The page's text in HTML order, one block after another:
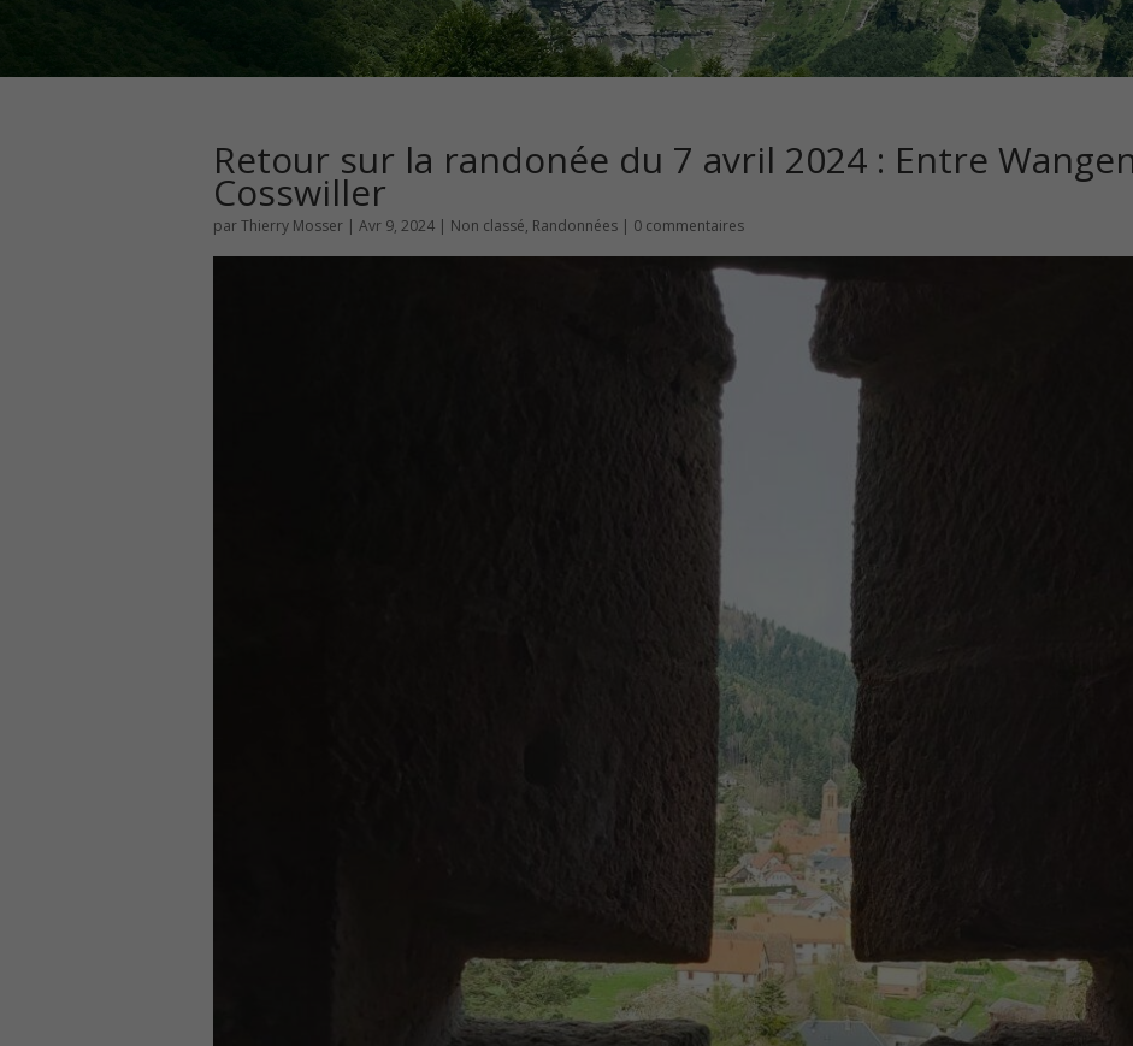
Retour sur la randonée du 7 avril 2024 : Entre
Cosswiller
parThierry Mosser| Avr 9, 2024| Non classé, Randonnées| 0 commentaires